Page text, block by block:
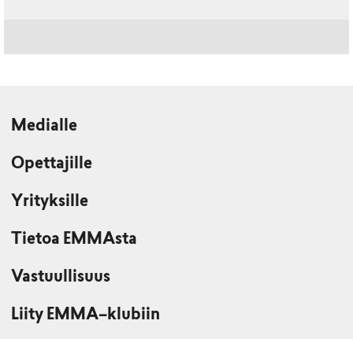
Medialle
Opettajille
Yrityksille
Tietoa EMMAsta
Vastuullisuus
Liity EMMA–klubiin